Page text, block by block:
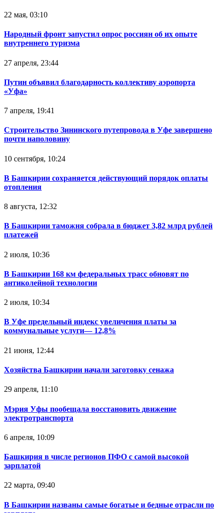
22 мая, 03:10
Народный фронт запустил опрос россиян об их опыте
внутреннего туризма
27 апреля, 23:44
Путин объявил благодарность коллективу аэропорта
«Уфа»
7 апреля, 19:41
Строительство Зининского путепровода в Уфе завершено
почти наполовину
10 сентября, 10:24
В Башкирии сохраняется действующий порядок оплаты
отопления
8 августа, 12:32
В Башкирии таможня собрала в бюджет 3,82 млрд рублей
платежей
2 июля, 10:36
В Башкирии 168 км федеральных трасс обновят по
антиколейной технологии
2 июля, 10:34
В Уфе предельный индекс увеличения платы за
коммунальные услуги— 12,8%
21 июня, 12:44
Хозяйства Башкирии начали заготовку сенажа
29 апреля, 11:10
Мэрия Уфы пообещала восстановить движение
электротранспорта
6 апреля, 10:09
Башкирия в числе регионов ПФО с самой высокой
зарплатой
22 марта, 09:40
В Башкирии названы самые богатые и бедные отрасли по